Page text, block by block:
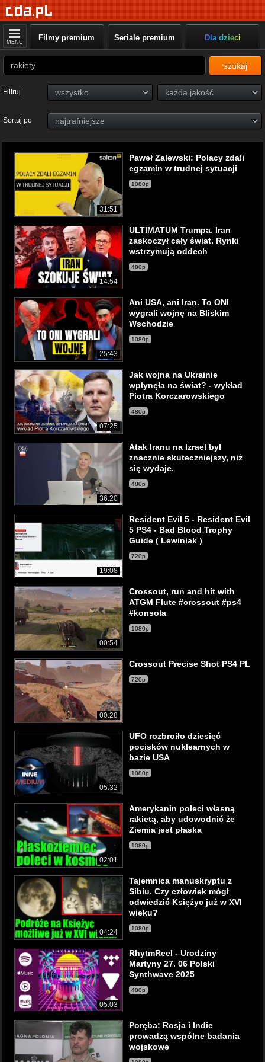
MENU Filmy premium Seriale premium Dla dzieci
szukaj
Filtruj
Sortuj po
31:51
Paweł Zalewski: Polacy zdali
egzamin w trudnej sytuacji
1080p
14:54
ULTIMATUM Trumpa. Iran
zaskoczył cały świat. Rynki
wstrzymują oddech
480p
25:43
Ani USA, ani Iran. To ONI
wygrali wojnę na Bliskim
Wschodzie
1080p
07:25
Jak wojna na Ukrainie
wpłynęła na świat? - wykład
Piotra Korczarowskiego
480p
36:20
Atak Iranu na Izrael był
znacznie skuteczniejszy, niż
się wydaje.
480p
19:08
Resident Evil 5 - Resident Evil
5 PS4 - Bad Blood Trophy
Guide ( Lewiniak )
720p
00:54
Crossout, run and hit with
ATGM Flute #crossout #ps4
#konsola
1080p
00:28
Crossout Precise Shot PS4 PL
720p
05:32
UFO rozbroiło dziesięć
pocisków nuklearnych w
bazie USA
1080p
02:01
Amerykanin poleci własną
rakietą, aby udowodnić że
Ziemia jest płaska
1080p
04:24
Tajemnica manuskryptu z
Sibiu. Czy człowiek mógł
odwiedzić Księżyc już w XVI
wieku?
1080p
05:03
RhytmReel - Urodziny
Martyny 27. 06 Polski
Synthwave 2025
480p
Poręba: Rosja i Indie
prowadzą wspólne badania
wojskowe